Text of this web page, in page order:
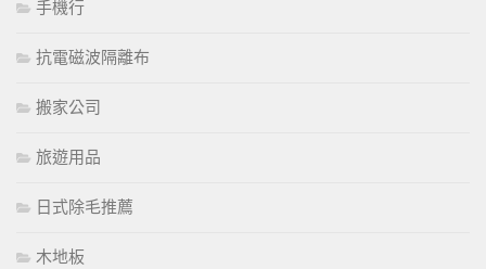
手機行
抗電磁波隔離布
搬家公司
旅遊用品
日式除毛推薦
木地板